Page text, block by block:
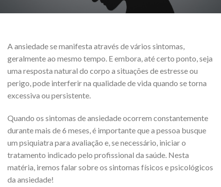
A ansiedade se manifesta através de vários sintomas,
geralmente ao mesmo tempo. E embora, até certo ponto, seja
uma resposta natural do corpo a situações de estresse ou
perigo, pode interferir na qualidade de vida quando se torna
excessiva ou persistente.
Quando os sintomas de ansiedade ocorrem constantemente
durante mais de 6 meses, é importante que a pessoa busque
um psiquiatra para avaliação e, se necessário, iniciar o
tratamento indicado pelo profissional da saúde. Nesta
matéria, iremos falar sobre os sintomas físicos e psicológicos
da ansiedade!